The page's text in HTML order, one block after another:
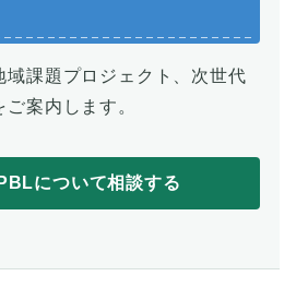
域課題プロジェクト、次世代
案内します。
について相談する